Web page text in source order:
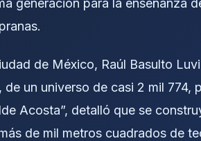
generación para la enseñanza
de México, Raúl Basulto
un universo de casi 2 mil 774,
Acosta”, detalló que se
de mil metros cuadrados de